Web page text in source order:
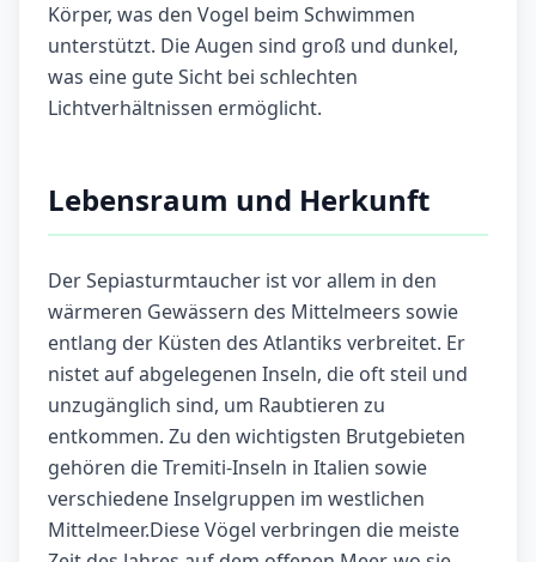
Körper, was den Vogel beim Schwimmen
unterstützt. Die Augen sind groß und dunkel,
was eine gute Sicht bei schlechten
Lichtverhältnissen ermöglicht.
Lebensraum und Herkunft
Der Sepiasturmtaucher ist vor allem in den
wärmeren Gewässern des Mittelmeers sowie
entlang der Küsten des Atlantiks verbreitet. Er
nistet auf abgelegenen Inseln, die oft steil und
unzugänglich sind, um Raubtieren zu
entkommen. Zu den wichtigsten Brutgebieten
gehören die Tremiti-Inseln in Italien sowie
verschiedene Inselgruppen im westlichen
Mittelmeer.Diese Vögel verbringen die meiste